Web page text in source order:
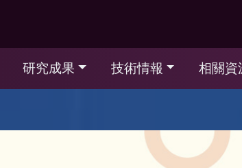
研究成果 技術情報 相關資